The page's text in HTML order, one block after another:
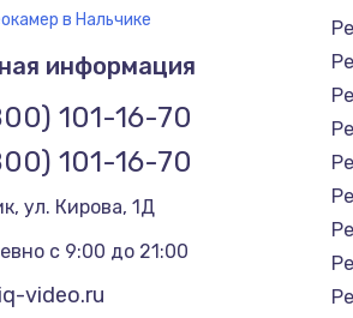
в Нальчике
информация
101-16-70
101-16-70
, ул. Кирова, 1Д
с 9:00 до 21:00
video.ru